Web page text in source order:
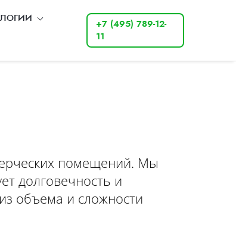
+7 (495) 789-12-
11
помещений. Мы
долговечность и
объема и сложности